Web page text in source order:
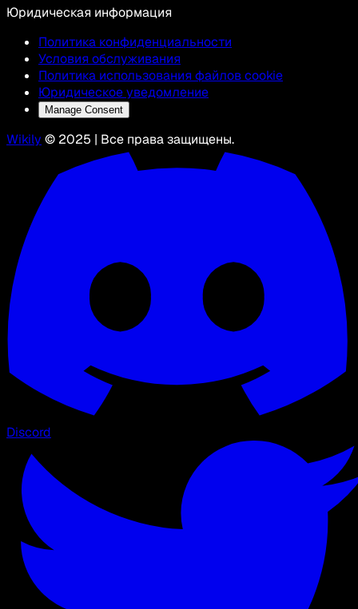
Юридическая информация
Политика конфиденциальности
Условия обслуживания
Политика использования файлов cookie
Юридическое уведомление
Manage Consent
Wikily © 2025 | Все права защищены.
Discord